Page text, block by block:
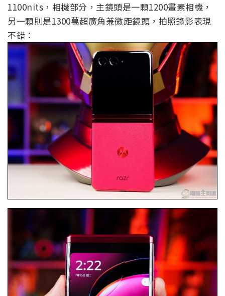
1100nits，相機部分，主鏡頭是一顆1200畫素相機，
另一顆則是1300萬超廣角兼微距鏡頭，拍照錄影表現
不錯：